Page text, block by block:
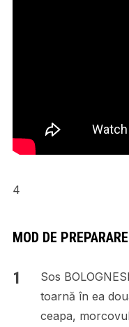
4
MOD DE
Sos
toarnă în ea
ceapa,